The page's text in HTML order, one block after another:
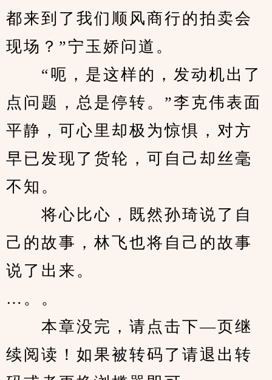
都来到了我们顺风商行的拍卖会
现场？”宁玉娇问道。
“呃，是这样的，发动机出了
点问题，总是停转。”李克伟表面
平静，可心里却极为惊惧，对方
早已发现了货轮，可自己却丝毫
不知。
将心比心，既然孙琦说了自
己的故事，林飞也将自己的故事
说了出来。
…。。
本章没完，请点击下—页继
续阅读！如果被转码了请退出转